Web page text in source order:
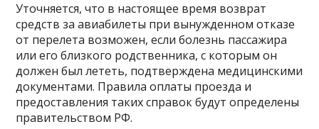
Уточняется, что в настоящее время возврат
средств за авиабилеты при вынужденном отказе
от перелета возможен, если болезнь пассажира
или его близкого родственника, с которым он
должен был лететь, подтверждена медицинскими
документами. Правила оплаты проезда и
предоставления таких справок будут определены
правительством РФ.